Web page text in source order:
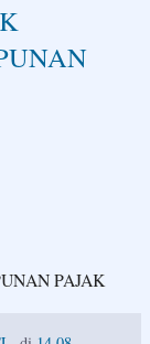
PAJAK